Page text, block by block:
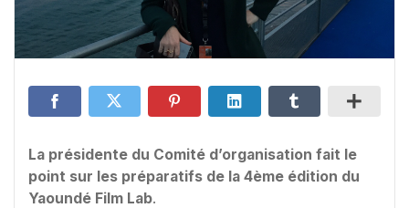
La présidente du Comité d’organisation fait le
point sur les préparatifs de la 4ème édition du
Yaoundé Film Lab.